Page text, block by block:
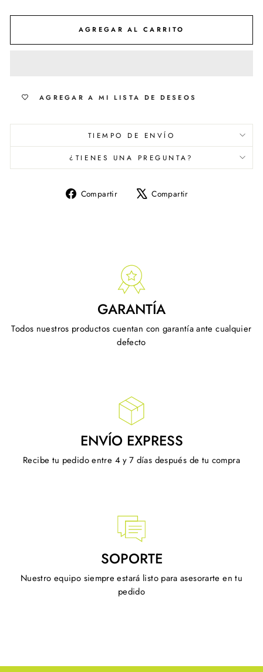
AGREGAR AL CARRITO
AGREGAR A MI LISTA DE DESEOS
TIEMPO DE ENVÍO
¿TIENES UNA PREGUNTA?
Compartir
CompartirCompartir
GARANTÍA
Todos nuestros productos cuentan con garantía ante cualquier
defecto
ENVÍO EXPRESS
Recibe tu pedido entre 4 y 7 días después de tu compra
SOPORTE
Nuestro equipo siempre estará listo para asesorarte en tu
pedido